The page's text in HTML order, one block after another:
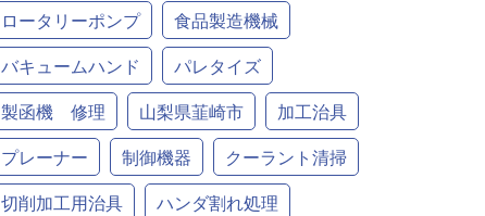
ロータリーポンプ
食品製造機械
バキュームハンド
パレタイズ
製函機 修理
山梨県韮崎市
加工治具
プレーナー
制御機器
クーラント清掃
切削加工用治具
ハンダ割れ処理